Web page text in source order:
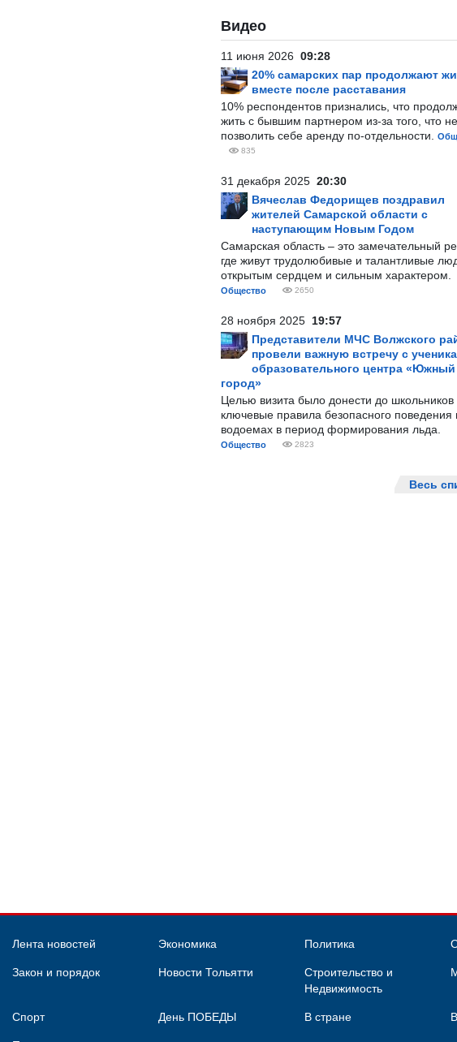
Видео
11 июня 2026 09:28
20% самарских пар продолжают
вместе после расставания
10% респондентов признались, что
жить с бывшим партнером из-за того, что
позволить себе аренду по-отдельности.
835
31 декабря 2025 20:30
Вячеслав Федорищев поздравил
жителей Самарской области с
наступающим Новым Годом
Самарская область – это замечательный
где живут трудолюбивые и талантливые
открытым сердцем и сильным характером.
Общество 2650
28 ноября 2025 19:57
Представители МЧС Волжского
провели важную встречу с
образовательного центра «Южный
город»
Целью визита было донести до школьников
ключевые правила безопасного поведения
водоемах в период формирования льда.
Общество 2823
Весь
Лента новостей Экономика Политика
Закон и порядок Новости Тольятти
Строительство и
Недвижимость
Спорт День ПОБЕДЫ В стране